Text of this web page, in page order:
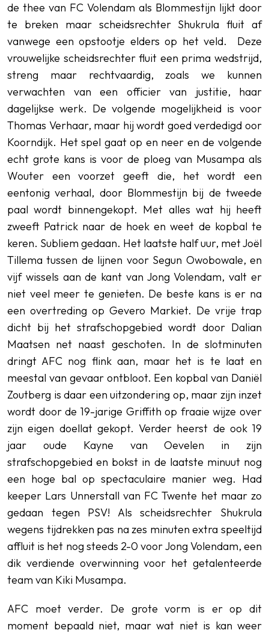
de thee van FC Volendam als Blommestijn lijkt door
te breken maar scheidsrechter Shukrula fluit af
vanwege een opstootje elders op het veld. Deze
vrouwelijke scheidsrechter fluit een prima wedstrijd,
streng maar rechtvaardig, zoals we kunnen
verwachten van een officier van justitie, haar
dagelijkse werk. De volgende mogelijkheid is voor
Thomas Verhaar, maar hij wordt goed verdedigd oor
Koorndijk. Het spel gaat op en neer en de volgende
echt grote kans is voor de ploeg van Musampa als
Wouter een voorzet geeft die, het wordt een
eentonig verhaal, door Blommestijn bij de tweede
paal wordt binnengekopt. Met alles wat hij heeft
zweeft Patrick naar de hoek en weet de kopbal te
keren. Subliem gedaan. Het laatste half uur, met Joël
Tillema tussen de lijnen voor Segun Owobowale, en
vijf wissels aan de kant van Jong Volendam, valt er
niet veel meer te genieten. De beste kans is er na
een overtreding op Gevero Markiet. De vrije trap
dicht bij het strafschopgebied wordt door Dalian
Maatsen net naast geschoten. In de slotminuten
dringt AFC nog flink aan, maar het is te laat en
meestal van gevaar ontbloot. Een kopbal van Daniël
Zoutberg is daar een uitzondering op, maar zijn inzet
wordt door de 19-jarige Griffith op fraaie wijze over
zijn eigen doellat gekopt. Verder heerst de ook 19
jaar oude Kayne van Oevelen in zijn
strafschopgebied en bokst in de laatste minuut nog
een hoge bal op spectaculaire manier weg. Had
keeper Lars Unnerstall van FC Twente het maar zo
gedaan tegen PSV! Als scheidsrechter Shukrula
wegens tijdrekken pas na zes minuten extra speeltijd
affluit is het nog steeds 2-0 voor Jong Volendam, een
dik verdiende overwinning voor het getalenteerde
team van Kiki Musampa.
AFC moet verder. De grote vorm is er op dit
moment bepaald niet, maar wat niet is kan weer